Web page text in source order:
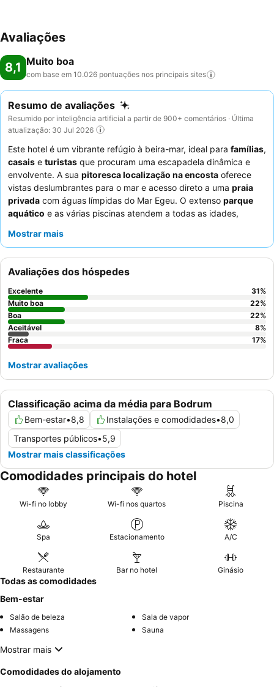
Avaliações
8,1 Muito boa
com base em 10.026 pontuações nos principais sites
Resumo de avaliações
Resumido por inteligência artificial a partir de 900+ comentários · Última
atualização: 30 Jul 2026
Este hotel é um vibrante refúgio à beira-mar, ideal para famílias,
casais e turistas que procuram uma escapadela dinâmica e
envolvente. A sua pitoresca localização na encosta oferece
vistas deslumbrantes para o mar e acesso direto a uma praia
privada com águas límpidas do Mar Egeu. O extenso parque
aquático e as várias piscinas atendem a todas as idades,
divirtam. Os hóspedes elogiam consistentemente os
culinárias, especialmente as saladas frescas, frutas e o delicioso
baklava. Para a melhor experiência, considere explorar os
snack bars
Mostrar mais
Classificação acima da média para Bodrum
Bem-estar•8,8 Instalações e comodidades•8,0
Transportes públicos•5,9
Mostrar mais classificações
Avaliações dos hóspedes
Excelente 31%
Muito boa
22%
Boa
22%
Aceitável
8%
Fraca
17%
Mostrar avaliações
Comodidades principais do hotel
Wi-fi no lobby Wi-fi nos quartos Piscina
Spa Estacionamento A/C
Restaurante Bar no hotel Ginásio
Todas as comodidades
Bem-estar
Salão de beleza
Sala de vapor
Massagens
Sauna
Mostrar mais
Comodidades do alojamento